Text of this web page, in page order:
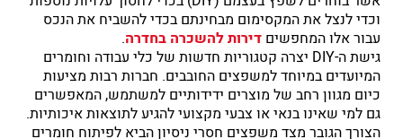
וכדי לנצל את המקסימום מבחינתם בכדי להשביח את הנכס
עבור אלו המחפשים דירות להשכרה בחדרה.
גישת ה-DIY יצרה קטגוריות חדשות של כלי עבודה וחומרים
המיועדים במיוחד למשפצים החובבים. חברות רבות מציעות
כיום מגוון רחב של מוצרים ידידותיים למשתמש, המאפשרים
גם למי שאינו בנאי או צבעי מקצועי להגיע לתוצאות איכותיות.
הצורך הגובר מצד משפצים חסרי ניסיון הביא לפיתוח חומרים